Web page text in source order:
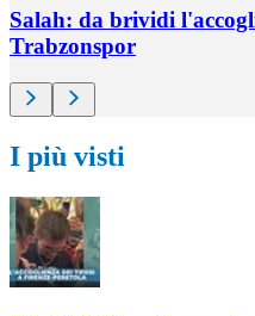
Salah: da brividi
Trabzonspor
I più visti